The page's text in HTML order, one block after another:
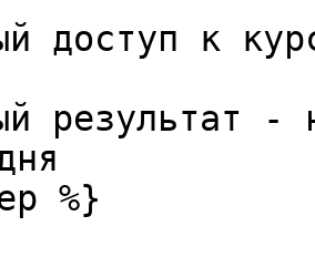
доступ к
результат -
%}